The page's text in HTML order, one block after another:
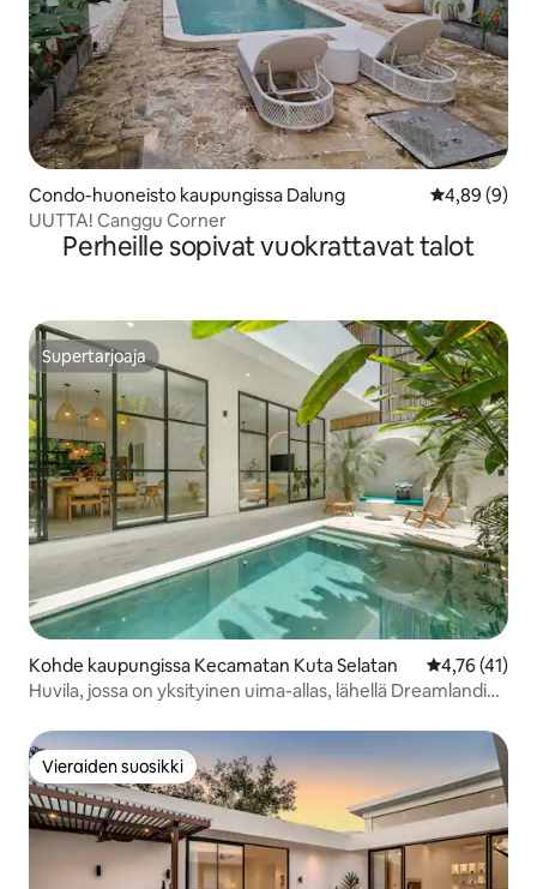
Condo-huoneisto kaupungissa Dalung
4,89 (9)
UUTTA! Canggu Corner
Perheille sopivat vuokrattavat talot
Supertarjoaja
Supertarjoaja
Kohde kaupungissa Kecamatan Kuta Selatan
4,76 (41)
Huvila, jossa on yksityinen uima-allas, lähellä Dreamlandin
Vieraiden suosikki
Vieraiden suosikki